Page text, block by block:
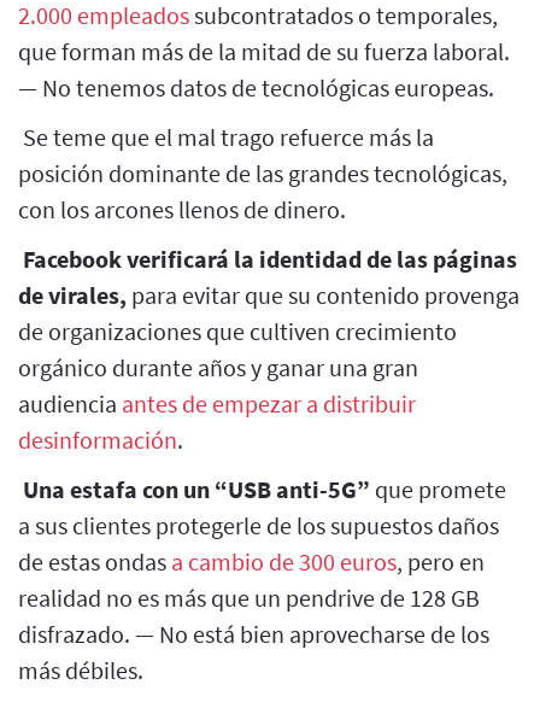
2.000 empleadossubcontratados o temporales,
que forman más de la mitad de su fuerza laboral.
— No tenemos datos de tecnológicas europeas.
Se teme que el mal trago refuerce más la
posición dominante de las grandes tecnológicas,
con los arcones llenos de dinero.
Facebook verificará la identidad de las páginas
de virales, para evitar que su contenido provenga
de organizaciones que cultiven crecimiento
orgánico durante años y ganar una gran
audiencia antes de empezar a distribuir
desinformación.
Una estafa con un “USB anti-5G” que promete
a sus clientes protegerle de los supuestos daños
de estas ondas a cambio de 300 euros, pero en
realidad no es más que un pendrive de 128 GB
disfrazado. — No está bien aprovecharse de los
más débiles.